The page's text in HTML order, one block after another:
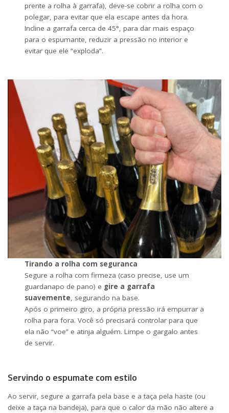
prente a rolha à garrafa), deve-se cobrir a rolha com o
polegar, para evitar que ela escape antes da hora.
Incline a garrafa cerca de 45°, para dar mais espaço
para o espumante, reduzir a pressão no interior e
evitar que ele “exploda”.
Tirando a rolha com seguranca
Segure a rolha com firmeza (caso precise, use um
guardanapo de pano) e gire a garrafa
suavemente, segurando na base.
Após o primeiro giro, a própria pressão irá empurrar a
rolha para fora. Você só precisará controlar para que
ela não “voe” e atinja alguém. Limpe o gargalo antes
de servir.
Servindo o espumate com estilo
Ao servir, segure a garrafa pela base e a taça pela haste (ou
deixe a taça na bandeja), para que o calor da mão não altere a